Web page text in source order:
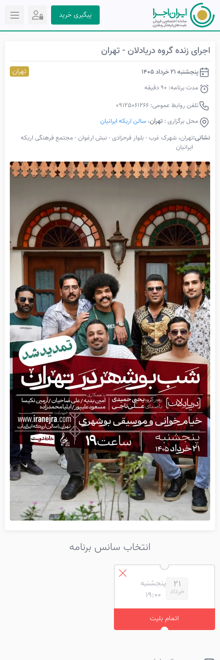
پیگیری خرید
اجرای زنده گروه دریادلان - تهران
تهران
پنجشنبه 21 خرداد 1405
مدت برنامه: 90 دقیقه
تلفن روابط عمومی: 09125061266
محل برگزاری :تهران،سالن اریکه ایرانیان
نشانی:تهران، شهرک غرب - بلوار فرحزادی - نبش ارغوان - مجتمع فرهنگی اریکه
ایرانیان
انتخاب سانس برنامه
21
خرداد
پنجشنبه
19:00
اتمام بلیت